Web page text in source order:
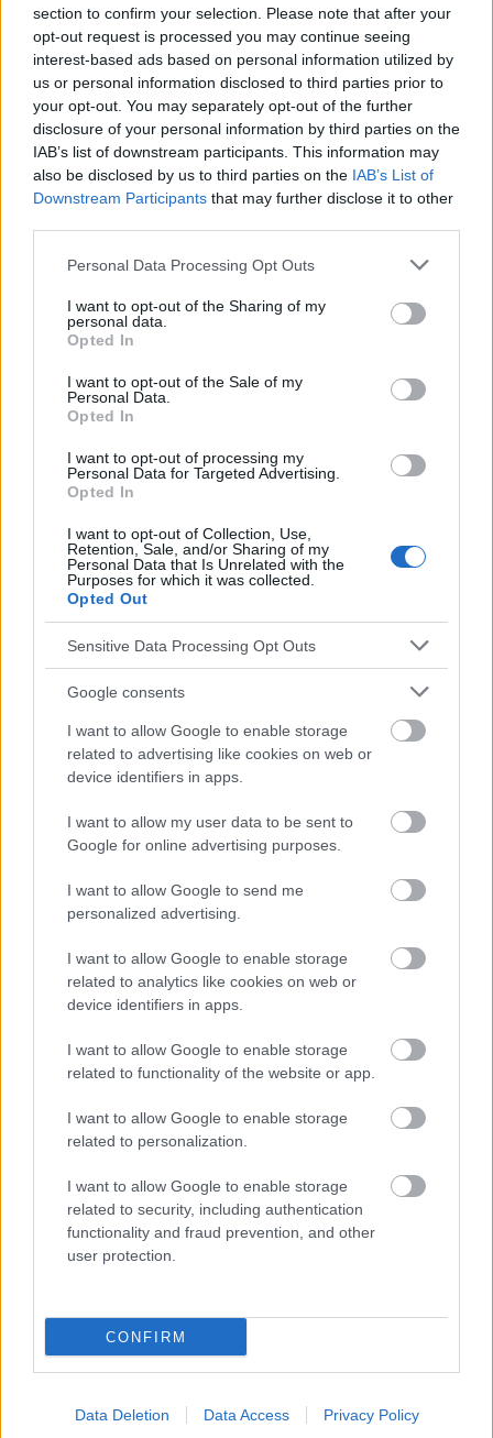
section to confirm your selection. Please note that after your
opt-out request is processed you may continue seeing
interest-based ads based on personal information utilized by
us or personal information disclosed to third parties prior to
your opt-out. You may separately opt-out of the further
disclosure of your personal information by third parties on the
IAB’s list of downstream participants. This information may
also be disclosed by us to third parties on the IAB’s List of
Downstream Participants that may further disclose it to other
Please note that this website/app uses one or more Google
not limited to your visit or usage behaviour. You may click to
grant or deny consent to Google and its third-party tags to
use your data for below specified purposes in below Google
consent section.
Personal Data Processing Opt Outs
I want to opt-out of the Sharing of my
personal data.
Opted In
I want to opt-out of the Sale of my
Personal Data.
Opted In
I want to opt-out of processing my
Personal Data for Targeted Advertising.
Opted In
I want to opt-out of Collection, Use,
Retention, Sale, and/or Sharing of my
Personal Data that Is Unrelated with the
Purposes for which it was collected.
Opted Out
Sensitive Data Processing Opt Outs
Google consents
I want to allow Google to enable storage
related to advertising like cookies on web or
device identifiers in apps.
I want to allow my user data to be sent to
Google for online advertising purposes.
I want to allow Google to send me
personalized advertising.
I want to allow Google to enable storage
related to analytics like cookies on web or
device identifiers in apps.
I want to allow Google to enable storage
related to functionality of the website or app.
I want to allow Google to enable storage
related to personalization.
I want to allow Google to enable storage
related to security, including authentication
functionality and fraud prevention, and other
user protection.
CONFIRM
Data Deletion Data Access Privacy Policy
Publicité:
Lire le texte suivant de la catégorie:
CANCERS FÉMININS
Symptômes du cancer de l'ovaire :
causés par la tumeur ?
Cancers féminins